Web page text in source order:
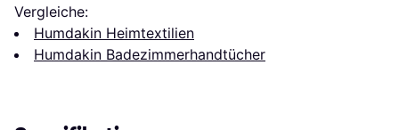
Vergleiche:
Humdakin Heimtextilien
Humdakin Badezimmerhandtücher